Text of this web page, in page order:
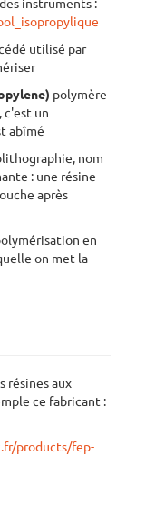
instruments :
utilisé par
polymère
c'est un
abîmé
nom
: une résine
après
en
on met la
résines aux
ce fabricant :
products/fep-